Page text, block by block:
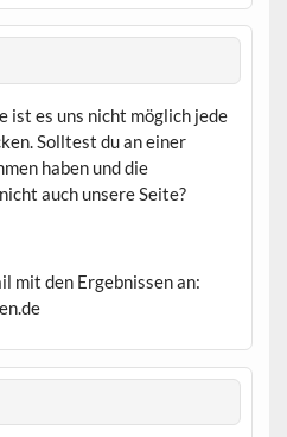
es uns nicht möglich jede
Solltest du an einer
haben und die
auch unsere Seite?
mit den Ergebnissen an: